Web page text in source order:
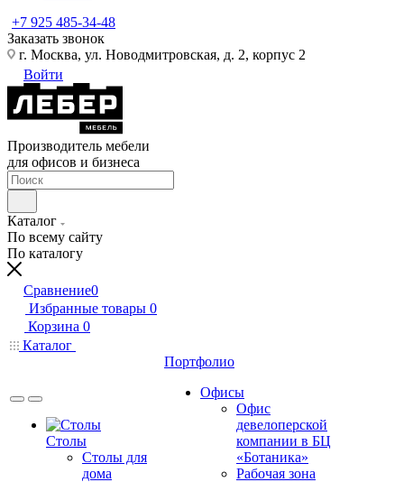
+7 925 485-34-48
Заказать звонок
г. Москва, ул. Новодмитровская, д. 2, корпус 2
Войти
Производитель мебели
для офисов и бизнеса
Каталог
По всему сайту
По каталогу
Сравнение0
Избранные товары 0
Корзина 0
Каталог
Столы
Столы для
дома
Портфолио
Офисы
Офис
девелоперской
компании в БЦ
«Ботаника»
Рабочая зона